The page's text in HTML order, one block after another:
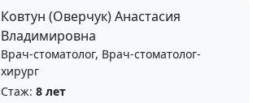
Ковтун (Оверчук) Анастасия
Владимировна
Врач-стоматолог, Врач-стоматолог-
хирург
Стаж: 8 лет